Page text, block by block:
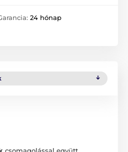
24 hónap